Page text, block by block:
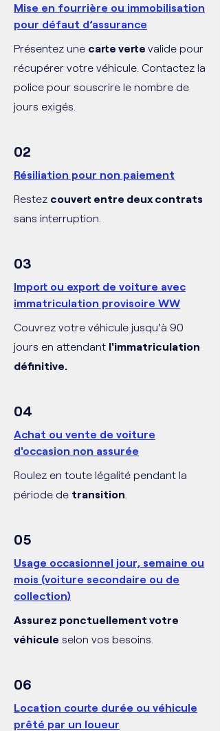
Mise en fourrière ou immobilisation
pour défaut d’assurance
Présentez une carte verte valide pour
récupérer votre véhicule. Contactez la
police pour souscrire le nombre de
jours exigés.
02
Résiliation pour non paiement
Restez couvert entre deux contrats
sans interruption.
03
Import ou export de voiture avec
immatriculation provisoire WW
Couvrez votre véhicule jusqu'à 90
jours en attendant l'immatriculation
définitive.
04
Achat ou vente de voiture
d'occasion non assurée
Roulez en toute légalité pendant la
période de transition
05
Usage occasionnel jour, semaine ou
mois (voiture secondaire ou de
collection)
Assurez ponctuellement votre
véhicule selon vos besoins.
06
Location courte durée ou véhicule
prêté par un loueur